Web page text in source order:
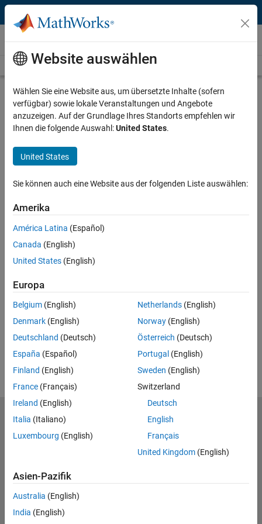
Weiter zum Inhalt
Videos
Videos Home Search
Play
Description
Published: 12 Sep 2018
Full Transcript
Code and Resources
Feedback
UP NEXT
RELATED VIDEOS
View more related videos
Website auswählen
Wählen Sie eine Website aus, um übersetzte Inhalte (sofern
verfügbar) sowie lokale Veranstaltungen und Angebote
anzuzeigen. Auf der Grundlage Ihres Standorts empfehlen wir
Ihnen die folgende Auswahl:United States.
United States
Sie können auch eine Website aus der folgenden Liste auswählen:
Amerika
América Latina (Español)
Canada (English)
United States (English)
Europa
Belgium (English)
Denmark (English)
Deutschland (Deutsch)
España (Español)
Finland (English)
France (Français)
Ireland (English)
Italia (Italiano)
Luxembourg (English)
Netherlands(English)
Norway(English)
Österreich (Deutsch)
Portugal (English)
Sweden (English)
Switzerland
Deutsch
English
Français
United Kingdom(English)
Asien-Pazifik
Australia (English)
India (English)
MathWorks
Testen oder Kaufen